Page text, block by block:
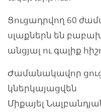
Ցուցադրվող 60
սլաքներն են
անցյալ ու գալիք
Ժամանակավոր
կներկայացվեն
Միքայել